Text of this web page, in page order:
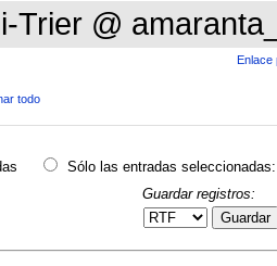
Trier @
Enlace
todo
Sólo las entradas seleccionadas:
Guardar registros:
Guardar